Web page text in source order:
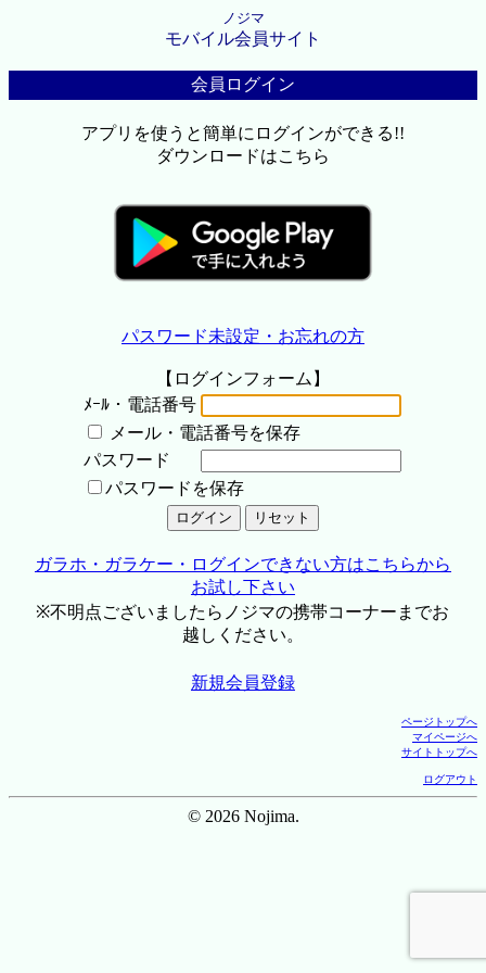
ノジマ
モバイル会員サイト
会員ログイン
アプリを使うと簡単にログインができる!!
ダウンロードはこちら
パスワード未設定・お忘れの方
【ログインフォーム】
ﾒｰﾙ・電話番号
メール・電話番号を保存
パスワード
パスワードを保存
ガラホ・ガラケー・ログインできない方はこちらから
お試し下さい
※不明点ございましたらノジマの携帯コーナーまでお
越しください。
新規会員登録
ページトップへ
マイページへ
サイトトップへ
ログアウト
© 2026 Nojima.